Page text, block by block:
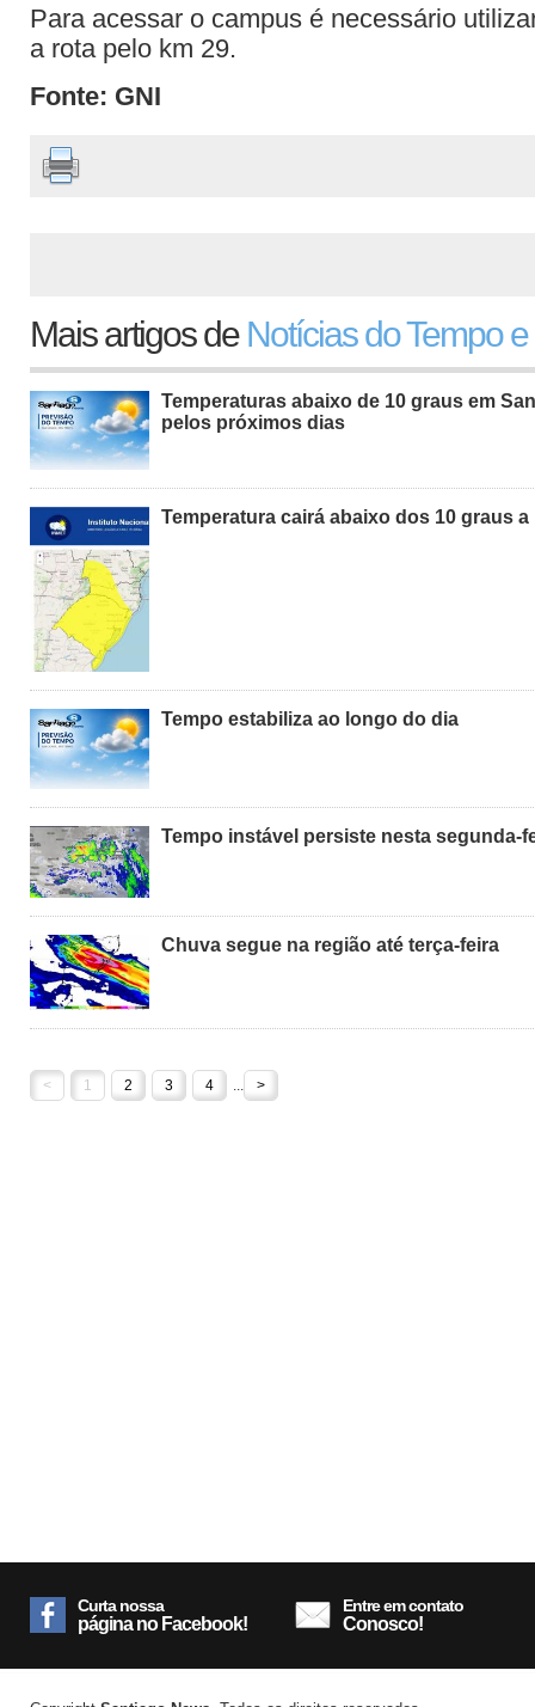
Para acessar o campus é necessário
a rota pelo km 29.
Fonte: GNI
Mais artigos de Notícias do Tempo
Temperaturas abaixo de 10 graus em
pelos próximos dias
Temperatura cairá abaixo dos 10 graus
Tempo estabiliza ao longo do dia
Tempo instável persiste nesta segunda-
Chuva segue na região até terça-feira
< 1 2 3 4 ... >
Curta nossa
página no Facebook!
Entre em contato
Conosco!